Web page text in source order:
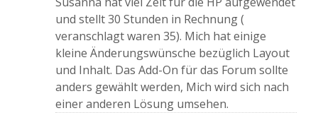
und stellt 30 Stunden in Rechnung (
veranschlagt waren 35). Mich hat einige
kleine Änderungswünsche bezüglich Layout
und Inhalt. Das Add-On für das Forum sollte
anders gewählt werden, Mich wird sich nach
einer anderen Lösung umsehen.